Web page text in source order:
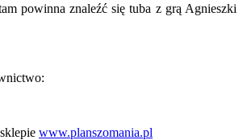
powinna znaleźć się tuba z grą Agnieszki
www.planszomania.pl